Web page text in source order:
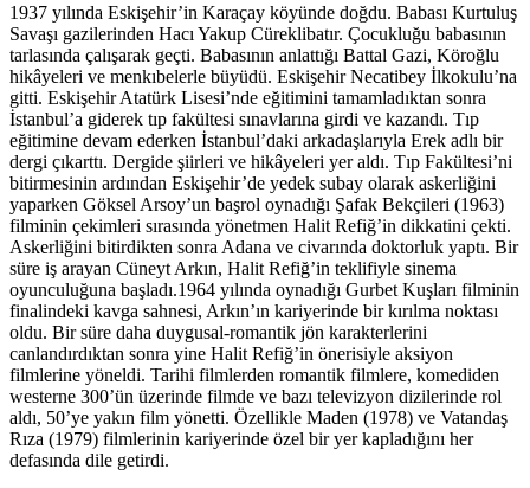
1937 yılında Eskişehir’in Karaçay köyünde doğdu. Babası Kurtuluş
Savaşı gazilerinden Hacı Yakup Cüreklibatır. Çocukluğu babasının
tarlasında çalışarak geçti. Babasının anlattığı Battal Gazi, Köroğlu
hikâyeleri ve menkıbelerle büyüdü. Eskişehir Necatibey İlkokulu’na
gitti. Eskişehir Atatürk Lisesi’nde eğitimini tamamladıktan sonra
İstanbul’a giderek tıp fakültesi sınavlarına girdi ve kazandı. Tıp
eğitimine devam ederken İstanbul’daki arkadaşlarıyla Erek adlı bir
dergi çıkarttı. Dergide şiirleri ve hikâyeleri yer aldı. Tıp Fakültesi’ni
bitirmesinin ardından Eskişehir’de yedek subay olarak askerliğini
yaparken Göksel Arsoy’un başrol oynadığı Şafak Bekçileri (1963)
filminin çekimleri sırasında yönetmen Halit Refiğ’in dikkatini çekti.
Askerliğini bitirdikten sonra Adana ve civarında doktorluk yaptı. Bir
süre iş arayan Cüneyt Arkın, Halit Refiğ’in teklifiyle sinema
oyunculuğuna başladı.1964 yılında oynadığı Gurbet Kuşları filminin
finalindeki kavga sahnesi, Arkın’ın kariyerinde bir kırılma noktası
oldu. Bir süre daha duygusal-romantik jön karakterlerini
canlandırdıktan sonra yine Halit Refiğ’in önerisiyle aksiyon
filmlerine yöneldi. Tarihi filmlerden romantik filmlere, komediden
westerne 300’ün üzerinde filmde ve bazı televizyon dizilerinde rol
aldı, 50’ye yakın film yönetti. Özellikle Maden (1978) ve Vatandaş
Rıza (1979) filmlerinin kariyerinde özel bir yer kapladığını her
defasında dile getirdi.